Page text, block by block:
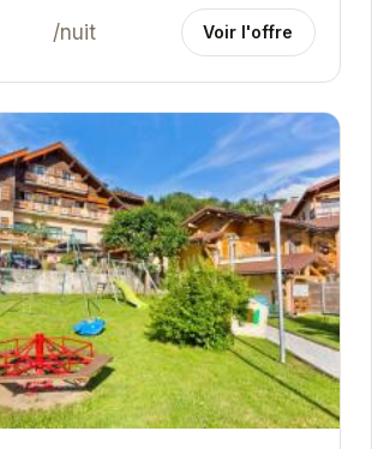
/nuit Voir l'offre